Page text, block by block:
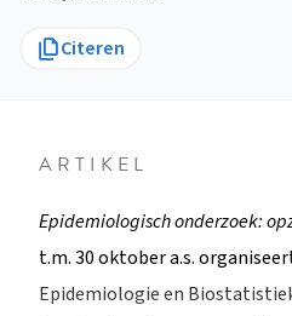
Citeren
ARTIKEL
Epidemiologisch onderzoek:
t.m. 30 oktober a.s.
Epidemiologie en